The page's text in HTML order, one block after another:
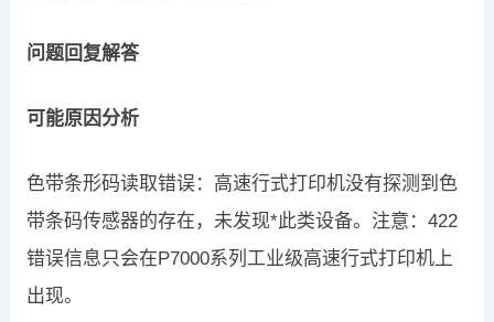
问题回复解答
可能原因分析
色带条形码读取错误：高速行式打印机没有探测到色
带条码传感器的存在，未发现*此类设备。注意：422
错误信息只会在P7000系列工业级高速行式打印机上
出现。